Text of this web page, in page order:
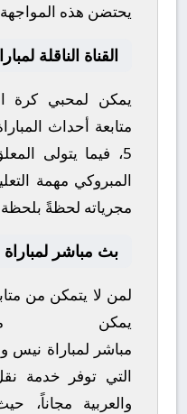
يحتضن هذه
القناة الناقلة
يمكن لمحبي كرة
متابعة أحداث
5، فيما يتولى
المبروكي مهمة
مجرياته لحظةً
بث مباشر
لمن لا يتمكن من
يمكن
مباشر لمباراة نيس و
التي توفر خدمة نقل
والعربية مجاناً،